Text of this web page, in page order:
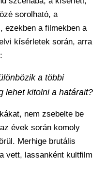
sorolható, a
ezekben a filmekben a
kísérletek során, arra
a többi
lehet kitolni a határait?
nem zsebelte be
évek során komoly
Merhige brutális
vett, lassanként kultfilm